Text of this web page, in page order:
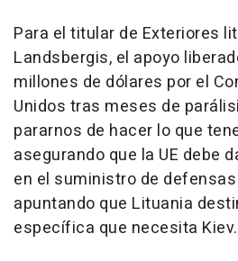
Para el titular de Exteriores
Landsbergis, el apoyo
millones de dólares por el
Unidos tras meses de
pararnos de hacer lo que
asegurando que la UE debe
en el suministro de
apuntando que Lituania
específica que necesita Kiev.